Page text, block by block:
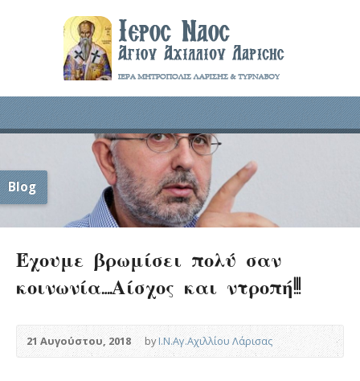
Blog
Έχουμε βρωμίσει πολύ σαν
κοινωνία….Αίσχος και ντροπή!!!
21 Αυγούστου, 2018 byΙ.Ν.Αγ.Αχιλλίου Λάρισας